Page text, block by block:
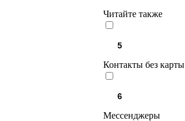
Читайте также
Контакты без карты
Мессенджеры